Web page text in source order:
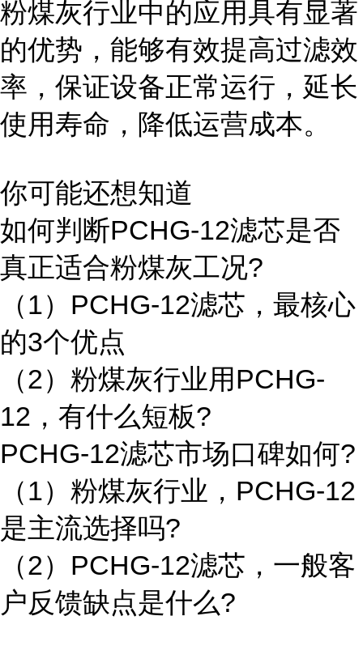
粉煤灰行业中的应用具有显著
的优势，能够有效提高过滤效
率，保证设备正常运行，延长
使用寿命，降低运营成本。
你可能还想知道
如何判断PCHG-12滤芯是否
真正适合粉煤灰工况?
（1）PCHG-12滤芯，最核心
的3个优点
（2）粉煤灰行业用PCHG-
12，有什么短板?
PCHG-12滤芯市场口碑如何?
（1）粉煤灰行业，PCHG-12
是主流选择吗?
（2）PCHG-12滤芯，一般客
户反馈缺点是什么?